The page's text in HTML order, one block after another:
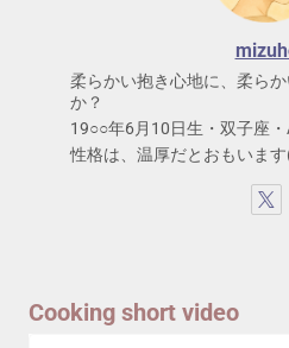
柔らかい抱き心地に、柔ら
か？
19○○年6月10日生・双子座・
性格は、温厚だとおもいま
Cooking short video